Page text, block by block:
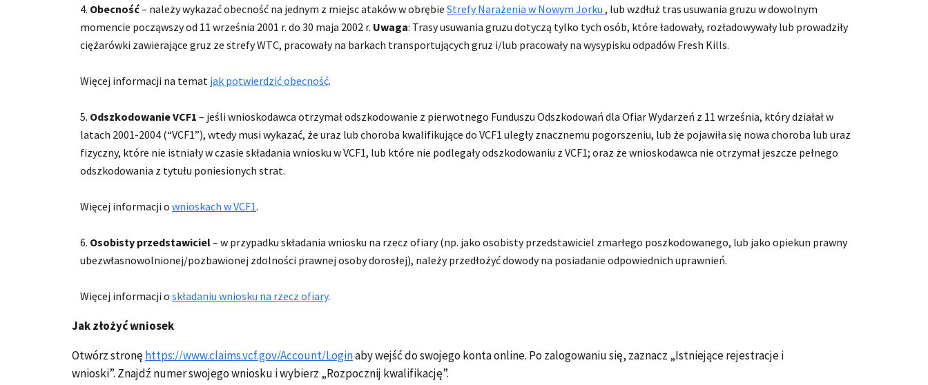
Obecność– należy wykazać obecność na jednym z miejsc ataków w obrębie Strefy Narażenia w Nowym Jorku , lub wzdłuż tras usuwania gruzu w dowolnym
momencie począwszy od 11 września 2001 r. do 30 maja 2002 r. Uwaga: Trasy usuwania gruzu dotyczą tylko tych osób, które ładowały, rozładowywały lub prowadziły
ciężarówki zawierające gruz ze strefy WTC, pracowały na barkach transportujących gruz i/lub pracowały na wysypisku odpadów Fresh Kills.
Więcej informacji na temat jak potwierdzić obecność.
Odszkodowanie VCF1 – jeśli wnioskodawca otrzymał odszkodowanie z pierwotnego Funduszu Odszkodowań dla Ofiar Wydarzeń z 11 września, który działał w
latach 2001-2004 (“VCF1”), wtedy musi wykazać, że uraz lub choroba kwalifikujące do VCF1 uległy znacznemu pogorszeniu, lub że pojawiła się nowa choroba lub uraz
fizyczny, które nie istniały w czasie składania wniosku w VCF1, lub które nie podlegały odszkodowaniu z VCF1; oraz że wnioskodawca nie otrzymał jeszcze pełnego
odszkodowania z tytułu poniesionych strat.
Więcej informacji o wnioskach w VCF1.
Osobisty przedstawiciel– w przypadku składania wniosku na rzecz ofiary (np. jako osobisty przedstawiciel zmarłego poszkodowanego, lub jako opiekun prawny
ubezwłasnowolnionej/pozbawionej zdolności prawnej osoby dorosłej), należy przedłożyć dowody na posiadanie odpowiednich uprawnień.
Więcej informacji o składaniu wniosku na rzecz ofiary.
Jak złożyć wniosek
Otwórz stronęhttps://www.claims.vcf.gov/Account/Loginaby wejść do swojego konta online. Po zalogowaniu się, zaznacz „Istniejące rejestracje i
wnioski”. Znajdź numer swojego wniosku i wybierz „Rozpocznij kwalifikację”.